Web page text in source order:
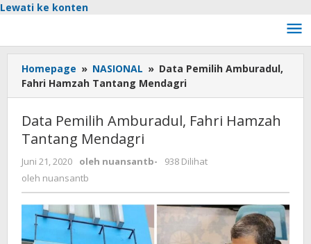
Lewati ke konten
Homepage » NASIONAL » Data Pemilih Amburadul,
Fahri Hamzah Tantang Mendagri
Data Pemilih Amburadul, Fahri Hamzah
Tantang Mendagri
Juni 21, 2020 oleh nuansantb-
938 Dilihat
oleh nuansantb